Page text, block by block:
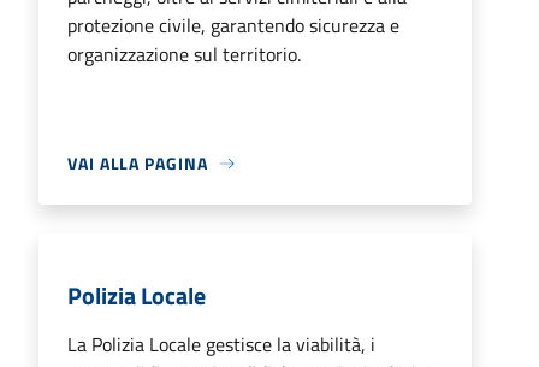
protezione civile, garantendo sicurezza e
organizzazione sul territorio.
VAI ALLA PAGINA
Polizia Locale
La Polizia Locale gestisce la viabilità, i